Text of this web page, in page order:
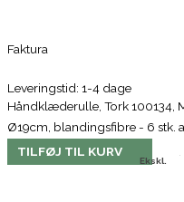
Faktura
Leveringstid: 1-4 dage
Håndklæderulle, Tork 100134,
Ø19cm, blandingsfibre - 6 stk.
TILFØJ TIL KURV
Ekskl.